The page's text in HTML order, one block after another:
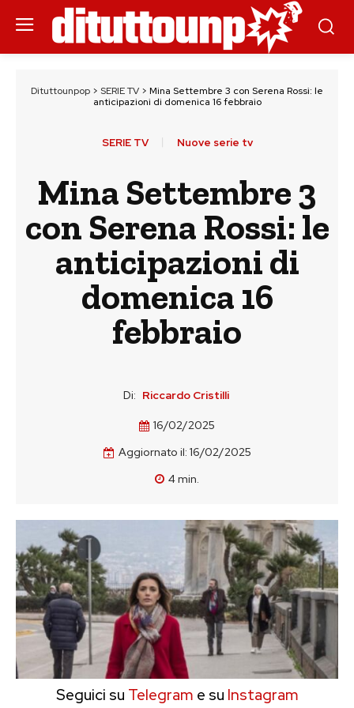
Dituttounpop > SERIE TV > Mina Settembre 3 con Serena Rossi: le
anticipazioni di domenica 16 febbraio
SERIE TV Nuove serie tv
Mina Settembre 3
con Serena Rossi: le
anticipazioni di
domenica 16
febbraio
Di: Riccardo Cristilli
16/02/2025
Aggiornato il: 16/02/2025
4min.
Seguici su Telegram e su Instagram